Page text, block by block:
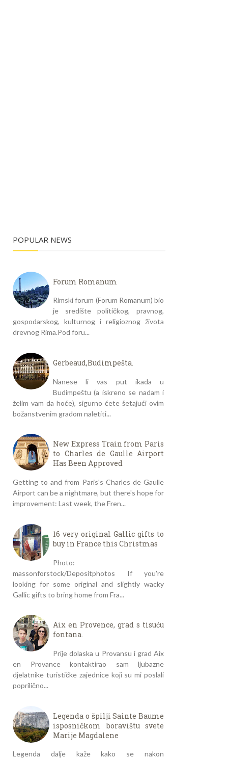
POPULAR NEWS
Forum Romanum
Rimski forum (Forum Romanum) bio
je središte političkog, pravnog,
gospodarskog, kulturnog i religioznog života
drevnog Rima.Pod foru...
Gerbeaud,Budimpešta.
Nanese li vas put ikada u
Budimpeštu (a iskreno se nadam i
želim vam da hoće), sigurno ćete šetajući ovim
božanstvenim gradom naletiti...
New Express Train from Paris
to Charles de Gaulle Airport
Has Been Approved
Getting to and from Paris's Charles de Gaulle
Airport can be a nightmare, but there's hope for
improvement: Last week, the Fren...
16 very original Gallic gifts to
buy in France this Christmas
Photo:
massonforstock/Depositphotos If you're
looking for some original and slightly wacky
Gallic gifts to bring home from Fra...
Aix en Provence, grad s tisuću
fontana.
Prije dolaska u Provansu i grad Aix
en Provance kontaktirao sam ljubazne
djelatnike turističke zajednice koji su mi poslali
poprilično...
Legenda o špilji Sainte Baume
isposničkom boravištu svete
Marije Magdalene
Legenda dalje kaže kako se nakon